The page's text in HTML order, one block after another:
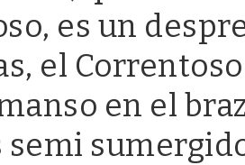
es un
el
en el